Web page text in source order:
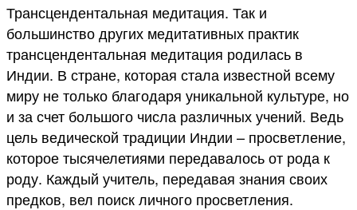
Трансцендентальная медитация. Так и
большинство других медитативных практик
трансцендентальная медитация родилась в
Индии. В стране, которая стала известной всему
миру не только благодаря уникальной культуре, но
и за счет большого числа различных учений. Ведь
цель ведической традиции Индии – просветление,
которое тысячелетиями передавалось от рода к
роду. Каждый учитель, передавая знания своих
предков, вел поиск личного просветления.